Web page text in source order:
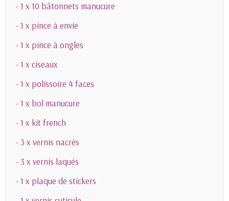
- 1 x 10 bâtonnets manucure
- 1 x pince à envie
- 1 x pince à ongles
- 1 x ciseaux
- 1 x polissoire 4 faces
- 1 x bol manucure
- 1 x kit french
- 3 x vernis nacrés
- 3 x vernis laqués
- 1 x plaque de stickers